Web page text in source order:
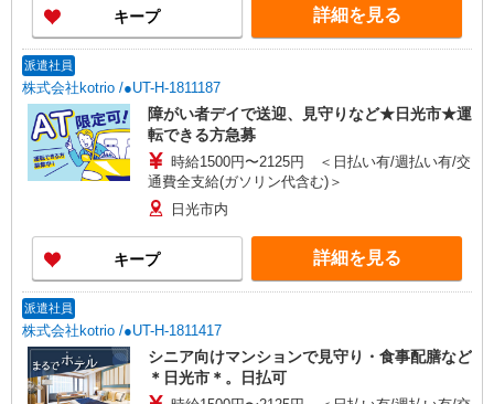
キープ 詳細を見る
派遣社員
株式会社kotrio /●UT-H-1811187
障がい者デイで送迎、見守りなど★日光市★運
転できる方急募
時給1500円〜2125円 ＜日払い有/週払い有/交
通費全支給(ガソリン代含む)＞
日光市内
キープ 詳細を見る
派遣社員
株式会社kotrio /●UT-H-1811417
シニア向けマンションで見守り・食事配膳など
＊日光市＊。日払可